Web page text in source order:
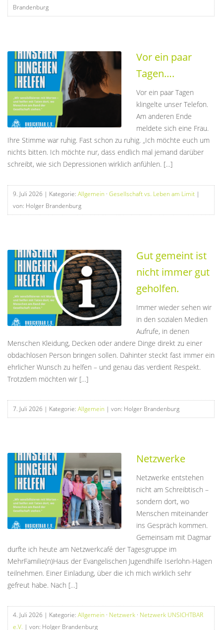
Brandenburg
Vor ein paar
Tagen….
Vor ein paar Tagen
klingelte unser Telefon.
Am anderen Ende
meldete sich eine Frau.
Ihre Stimme war ruhig. Fast schon zu ruhig. „Ich möchte euch um
nichts bitten. Ich möchte nur, dass endlich mal jemand darüber
schreibt, wie sich Depressionen wirklich anfühlen. […]
9. Juli 2026 | Kategorie: Allgemein · Gesellschaft vs. Leben am Limit |
von: Holger Brandenburg
Gut gemeint ist
nicht immer gut
geholfen.
Immer wieder sehen wir
in den sozialen Medien
Aufrufe, in denen
Menschen Kleidung, Decken oder andere Dinge direkt zu einer
obdachlosen Person bringen sollen. Dahinter steckt fast immer ein
ehrlicher Wunsch zu helfen – und genau das verdient Respekt.
Trotzdem möchten wir […]
7. Juli 2026 | Kategorie: Allgemein | von: Holger Brandenburg
Netzwerke
Netzwerke entstehen
nicht am Schreibtisch –
sondern dort, wo
Menschen miteinander
ins Gespräch kommen.
Gemeinsam mit Dagmar
durfte ich heute am Netzwerkcafé der Tagesgruppe im
MehrFamilie(n)Haus der Evangelischen Jugendhilfe Iserlohn-Hagen
teilnehmen. Einer Einladung, über die ich mich wirklich sehr
gefreut habe. Nach […]
4. Juli 2026 | Kategorie: Allgemein · Netzwerk · Netzwerk UNSICHTBAR
e.V. | von: Holger Brandenburg